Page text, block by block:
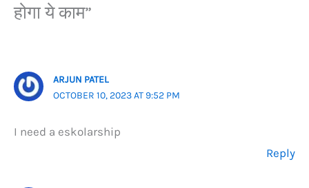
होगा ये काम”
ARJUN PATEL
OCTOBER 10, 2023 AT 9:52 PM
I need a eskolarship
Reply